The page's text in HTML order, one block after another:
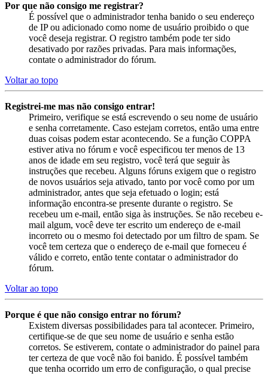
Por que não consigo me registrar?
É possível que o administrador tenha banido o seu endereço
de IP ou adicionado como nome de usuário proibido o que
você deseja registrar. O registro também pode ter sido
desativado por razões privadas. Para mais informações,
contate o administrador do fórum.
Voltar ao topo
Registrei-me mas não consigo entrar!
Primeiro, verifique se está escrevendo o seu nome de usuário
e senha corretamente. Caso estejam corretos, então uma entre
duas coisas podem estar acontecendo. Se a função COPPA
estiver ativa no fórum e você especificou ter menos de 13
anos de idade em seu registro, você terá que seguir às
instruções que recebeu. Alguns fóruns exigem que o registro
de novos usuários seja ativado, tanto por você como por um
administrador, antes que seja efetuado o login; está
informação encontra-se presente durante o registro. Se
recebeu um e-mail, então siga às instruções. Se não recebeu e-
mail algum, você deve ter escrito um endereço de e-mail
incorreto ou o mesmo foi detectado por um filtro de spam. Se
você tem certeza que o endereço de e-mail que forneceu é
válido e correto, então tente contatar o administrador do
fórum.
Voltar ao topo
Porque é que não consigo entrar no fórum?
Existem diversas possibilidades para tal acontecer. Primeiro,
certifique-se de que seu nome de usuário e senha estão
corretos. Se estiverem, contate o administrador do painel para
ter certeza de que você não foi banido. É possível também
que tenha ocorrido um erro de configuração, o qual precise